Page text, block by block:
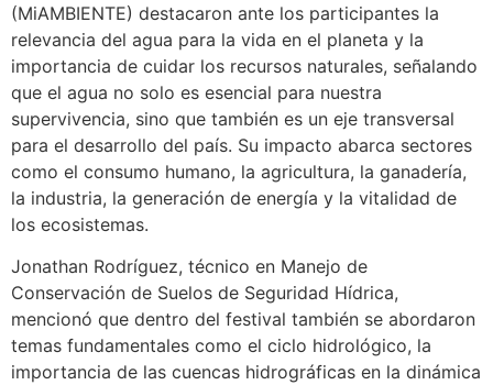
(MiAMBIENTE) destacaron ante los participantes la
relevancia del agua para la vida en el planeta y la
importancia de cuidar los recursos naturales, señalando
que el agua no solo es esencial para nuestra
supervivencia, sino que también es un eje transversal
para el desarrollo del país. Su impacto abarca sectores
como el consumo humano, la agricultura, la ganadería,
la industria, la generación de energía y la vitalidad de
los ecosistemas.
Jonathan Rodríguez, técnico en Manejo de
Conservación de Suelos de Seguridad Hídrica,
mencionó que dentro del festival también se abordaron
temas fundamentales como el ciclo hidrológico, la
importancia de las cuencas hidrográficas en la dinámica